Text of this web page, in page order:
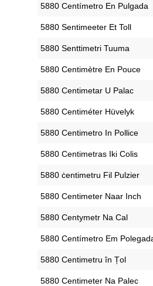
‎5880 Centímetro En Pulgada
‎5880 Sentimeeter Et Toll
‎5880 Senttimetri Tuuma
‎5880 Centimètre En Pouce
‎5880 Centimetar U Palac
‎5880 Centiméter Hüvelyk
‎5880 Centimetro In Pollice
‎5880 Centimetras Iki Colis
‎5880 ċentimetru Fil Pulzier
‎5880 Centimeter Naar Inch
‎5880 Centymetr Na Cal
‎5880 Centímetro Em
‎5880 Centimetru în Țol
‎5880 Centimeter Na Palec